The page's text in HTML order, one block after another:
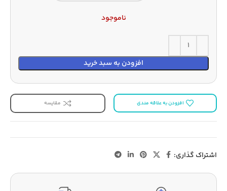
ناموجود
افزودن به سبد خرید
افزودن به علاقه مندی مقایسه
اشتراک گذاری: